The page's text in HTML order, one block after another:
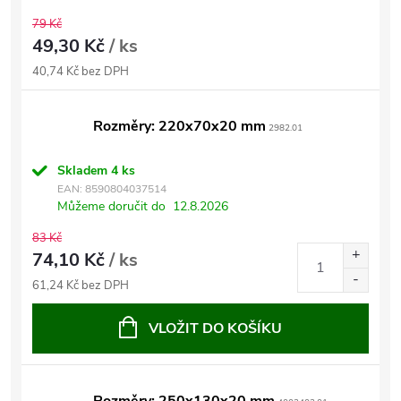
79 Kč
49,30 Kč/ ks
40,74 Kč bez DPH
Rozměry: 220x70x20 mm 2982.01
Skladem 4 ks
EAN: 8590804037514
Můžeme doručit do 12.8.2026
83 Kč
74,10 Kč/ ks
61,24 Kč bez DPH
VLOŽIT DO KOŠÍKU